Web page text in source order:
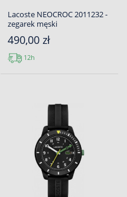
Lacoste NEOCROC 2011232 -
zegarek męski
490,00 zł
12h